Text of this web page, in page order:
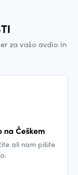
za vašo avdio in
Češkem
ali nam pišite